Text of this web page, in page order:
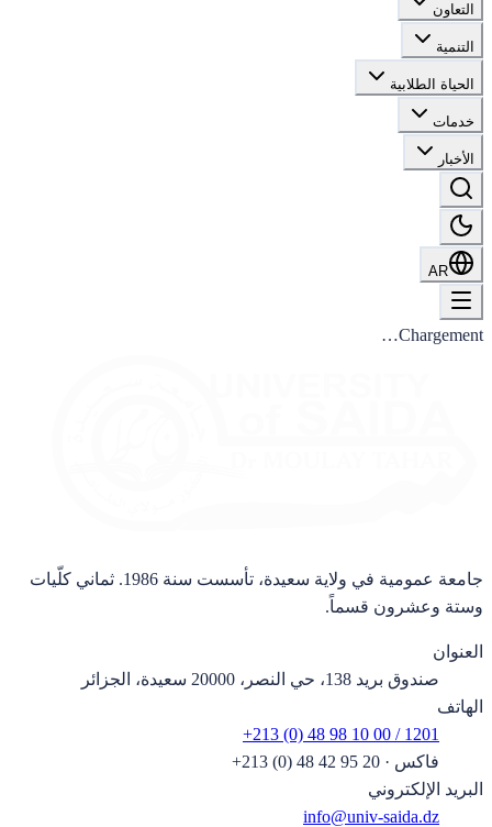
التعاون
التنمية
الحياة الطلابية
خدمات
الأخبار
AR
Chargement…
جامعة عمومية في ولاية سعيدة، تأسست سنة 1986. ثماني كلّيات
وستة وعشرون قسماً.
العنوان
صندوق بريد 138، حي النصر، 20000 سعيدة، الجزائر
الهاتف
+213 (0) 48 98 10 00 / 1201
فاكس ·
+213 (0) 48 42 95 20
البريد الإلكتروني
info@univ-saida.dz